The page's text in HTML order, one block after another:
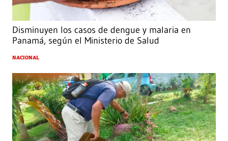
Disminuyen los casos de dengue y malaria en
Panamá, según el Ministerio de Salud
NACIONAL